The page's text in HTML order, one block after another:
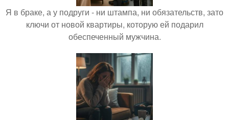
Я в браке, а у подруги - ни штампа, ни обязательств, зато
ключи от новой квартиры, которую ей подарил
обеспеченный мужчина.